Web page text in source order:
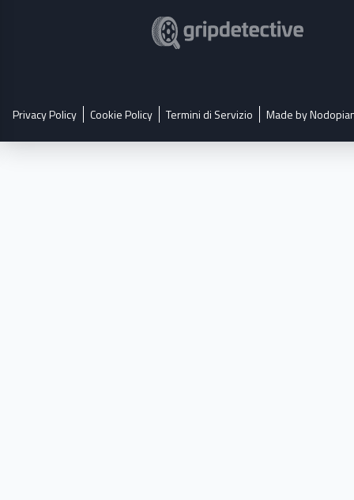
Privacy Policy Cookie Policy Termini di Servizio Made by